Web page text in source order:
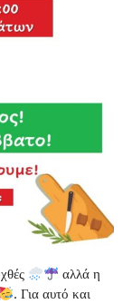
αλλά η
. Για αυτό και